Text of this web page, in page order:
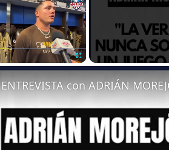
ENTREVISTA con ADRIÁN